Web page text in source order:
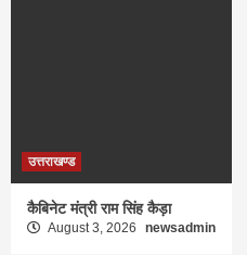
उत्तराखण्ड
कैबिनेट मंत्री राम सिंह कैड़ा
August 3, 2026 newsadmin